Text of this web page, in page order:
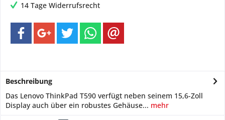
14 Tage Widerrufsrecht
Beschreibung
Das Lenovo ThinkPad T590 verfügt neben seinem 15,6-Zoll
Display auch über ein robustes Gehäuse... mehr